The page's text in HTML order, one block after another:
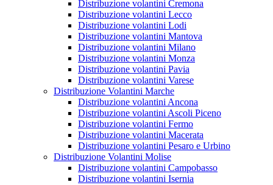
Distribuzione volantini Cremona
Distribuzione volantini Lecco
Distribuzione volantini Lodi
Distribuzione volantini Mantova
Distribuzione volantini Milano
Distribuzione volantini Monza
Distribuzione volantini Pavia
Distribuzione volantini Varese
Distribuzione Volantini Marche
Distribuzione volantini Ancona
Distribuzione volantini Ascoli Piceno
Distribuzione volantini Fermo
Distribuzione volantini Macerata
Distribuzione volantini Pesaro e Urbino
Distribuzione Volantini Molise
Distribuzione volantini Campobasso
Distribuzione volantini Isernia